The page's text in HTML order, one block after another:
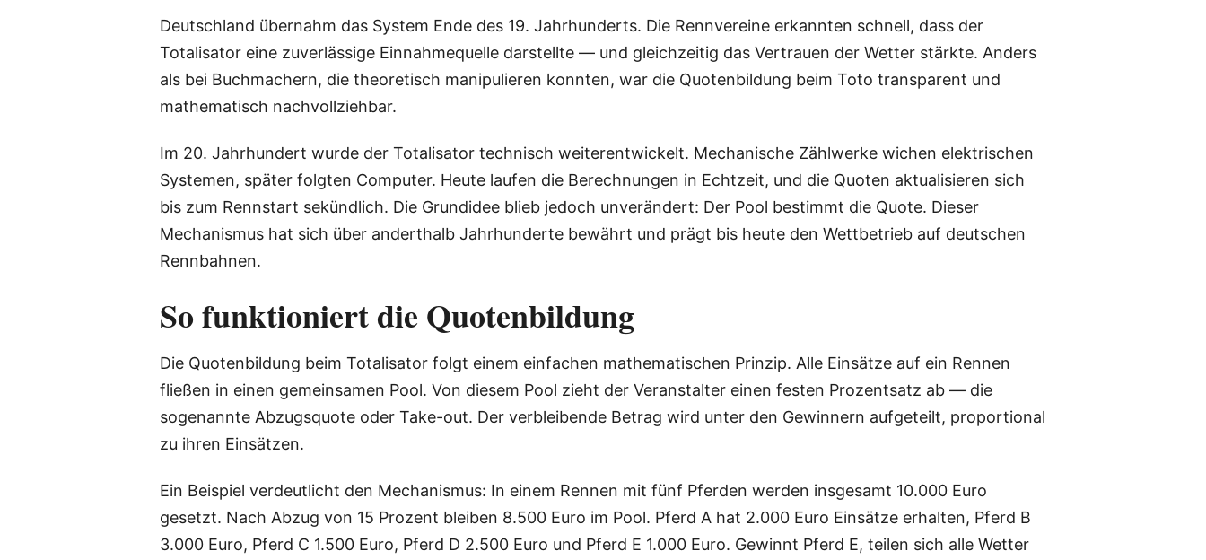
Deutschland übernahm das System Ende des 19. Jahrhunderts. Die Rennvereine erkannten schnell, dass der
Totalisator eine zuverlässige Einnahmequelle darstellte — und gleichzeitig das Vertrauen der Wetter stärkte. Anders
als bei Buchmachern, die theoretisch manipulieren konnten, war die Quotenbildung beim Toto transparent und
mathematisch nachvollziehbar.
Im 20. Jahrhundert wurde der Totalisator technisch weiterentwickelt. Mechanische Zählwerke wichen elektrischen
Systemen, später folgten Computer. Heute laufen die Berechnungen in Echtzeit, und die Quoten aktualisieren sich
bis zum Rennstart sekündlich. Die Grundidee blieb jedoch unverändert: Der Pool bestimmt die Quote. Dieser
Mechanismus hat sich über anderthalb Jahrhunderte bewährt und prägt bis heute den Wettbetrieb auf deutschen
Rennbahnen.
So funktioniert die Quotenbildung
Die Quotenbildung beim Totalisator folgt einem einfachen mathematischen Prinzip. Alle Einsätze auf ein Rennen
fließen in einen gemeinsamen Pool. Von diesem Pool zieht der Veranstalter einen festen Prozentsatz ab — die
sogenannte Abzugsquote oder Take-out. Der verbleibende Betrag wird unter den Gewinnern aufgeteilt, proportional
zu ihren Einsätzen.
Ein Beispiel verdeutlicht den Mechanismus: In einem Rennen mit fünf Pferden werden insgesamt 10.000 Euro
gesetzt. Nach Abzug von 15 Prozent bleiben 8.500 Euro im Pool. Pferd A hat 2.000 Euro Einsätze erhalten, Pferd B
3.000 Euro, Pferd C 1.500 Euro, Pferd D 2.500 Euro und Pferd E 1.000 Euro. Gewinnt Pferd E, teilen sich alle Wetter